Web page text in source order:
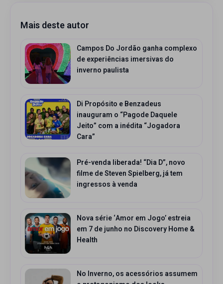
Mais deste autor
Campos Do Jordão ganha complexo
de experiências imersivas do
inverno paulista
Di Propósito e Benzadeus
inauguram o “Pagode Daquele
Jeito” com a inédita “Jogadora
Cara”
Pré-venda liberada! “Dia D”, novo
filme de Steven Spielberg, já tem
ingressos à venda
Nova série ‘Amor em Jogo’ estreia
em 7 de junho no Discovery Home &
Health
No Inverno, os acessórios assumem